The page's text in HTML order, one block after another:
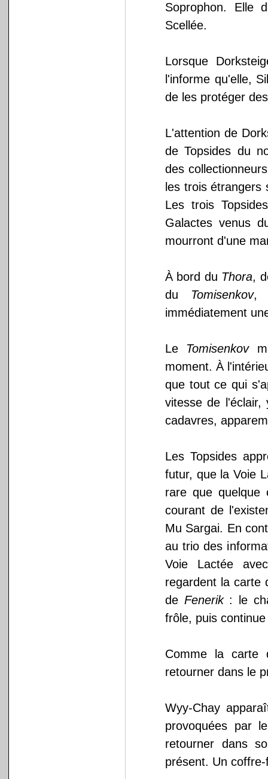
Soprophon. Elle
Scellée.
Lorsque
l'informe qu'elle,
de les protéger
L'attention de
de Topsides du
des
les trois
Les trois
Galactes venus
mourront d'une
À bord du Thora,
du
Tomisenkov,
immédiatement
Le Tomisenkov
moment. À
que tout ce qui
vitesse de l'éclair,
cadavres,
Les Topsides
futur, que la Voie
rare que quelque
courant de
Mu Sargai. En
au trio des
Voie Lactée
regardent la carte
de Fenerik: le
frôle, puis
Comme la carte
retourner dans le
Wyy-Chay
provoquées par
retourner dans
présent. Un